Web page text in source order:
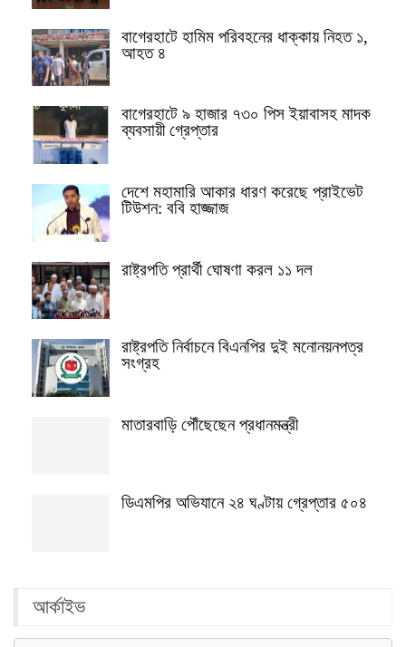
বাগেরহাটে হামিম পরিবহনের ধাক্কায় নিহত ১,
আহত ৪
বাগেরহাটে ৯ হাজার ৭৩০ পিস ইয়াবাসহ মাদক
ব্যবসায়ী গ্রেপ্তার
দেশে মহামারি আকার ধারণ করেছে প্রাইভেট
টিউশন: ববি হাজ্জাজ
রাষ্ট্রপতি প্রার্থী ঘোষণা করল ১১ দল
রাষ্ট্রপতি নির্বাচনে বিএনপির দুই মনোনয়নপত্র
সংগ্রহ
মাতারবাড়ি পৌঁছেছেন প্রধানমন্ত্রী
ডিএমপির অভিযানে ২৪ ঘণ্টায় গ্রেপ্তার ৫০৪
আর্কাইভ